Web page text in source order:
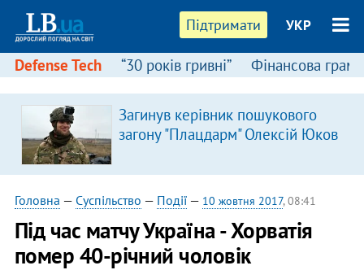
Підтримати УКР
Defense Tech “30 років гривні” Фінансова
Загинув керівник пошукового
загону "Плацдарм" Олексій Юков
Головна — Суспільство — Події— 10 жовтня 2017, 08:41
Під час матчу Україна - Хорватія
помер 40-річний чоловік